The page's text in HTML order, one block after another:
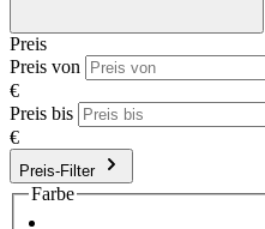
Preis
Preis von
€
Preis bis
€
Preis-Filter
Farbe